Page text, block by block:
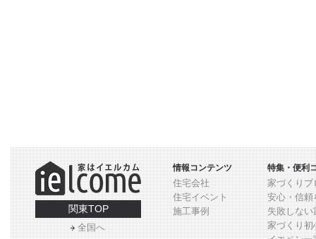
関東TOP
全国へ
情報コンテンツ
住宅会社
住宅イベント
施工事例
特集・便利
家づくりブ
安心・信頼
失敗しない
家づくり初